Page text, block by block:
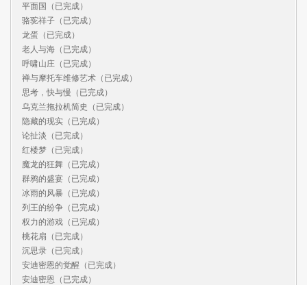
平面国（已完成）
骆驼祥子（已完成）
龙蛋（已完成）
老人与海（已完成）
呼啸山庄（已完成）
禅与摩托车维修艺术（已完成）
思考，快与慢（已完成）
乌克兰拖拉机简史（已完成）
隐藏的现实（已完成）
论扯淡（已完成）
红楼梦（已完成）
魔龙的狂舞（已完成）
群鸦的盛宴（已完成）
冰雨的风暴（已完成）
列王的纷争（已完成）
权力的游戏（已完成）
桃花扇（已完成）
沉思录（已完成）
安迪密恩的觉醒（已完成）
安迪密恩（已完成）